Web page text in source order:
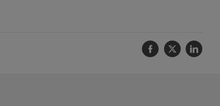
Facebook
Twitter